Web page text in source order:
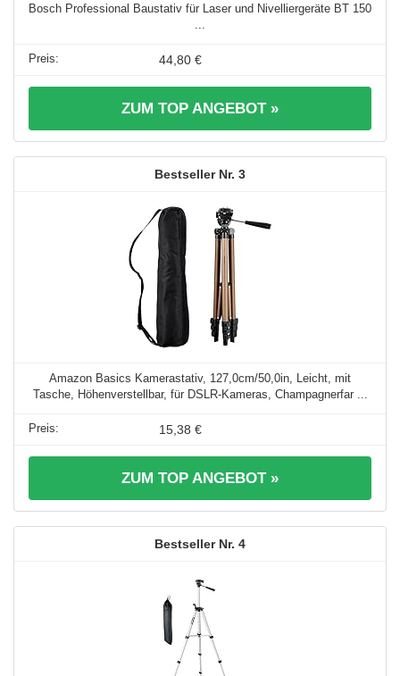
Bosch Professional Baustativ für Laser und Nivelliergeräte BT 150
44,80 €
ZUM TOP ANGEBOT »
3
Amazon Basics Kamerastativ, 127,0cm/50,0in, Leicht, mit
Tasche, Höhenverstellbar, für DSLR-Kameras, Champagnerfar ...
15,38 €
ZUM TOP ANGEBOT »
4